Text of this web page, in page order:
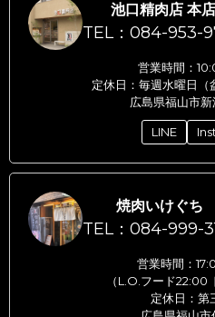
池口精肉店 本店
TEL：084-953-
営業時間：
定休日：毎週水曜日（
広島県福山市
LINE
焼肉いけぐち
TEL：084-999-
営業時間：
（L.O.フード22:00
定休日：第